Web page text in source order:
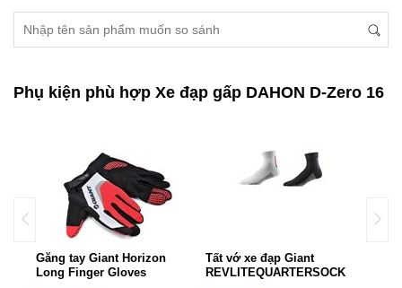
Phụ kiện phù hợp Xe đạp gấp DAHON D-Zero 16
Găng tay Giant Horizon
Long Finger Gloves
Tất vớ xe đạp Giant
REVLITEQUARTERSOCK